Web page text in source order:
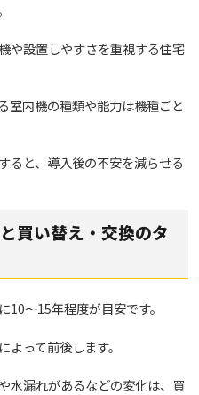
や設置しやすさを重視する住宅
室内機の種類や能力は機種ごと
ると、導入後の不安を減らせる
買い替え・交換のタ
〜15年程度が目安です。
って前後します。
水漏れがあるなどの変化は、買